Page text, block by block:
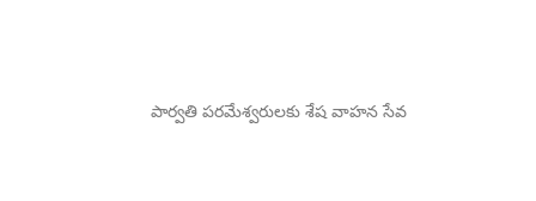
పార్వతి పరమేశ్వరులకు శేష వాహన సేవ